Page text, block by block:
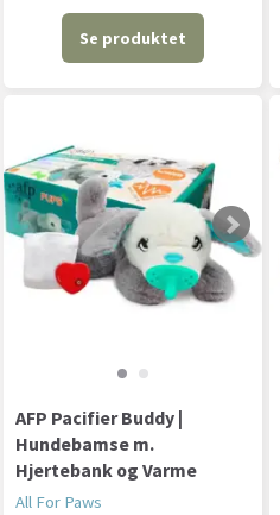
Se produktet
AFP Pacifier Buddy |
Hundebamse m.
Hjertebank og Varme
All For Paws